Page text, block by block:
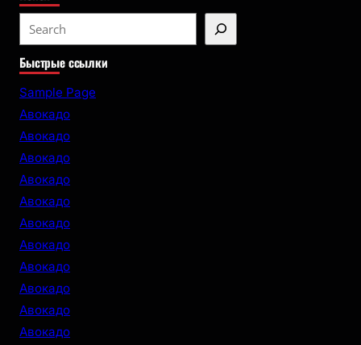
e
a
r
Быстрые ссылки
Sample Page
Авокадо
Авокадо
Авокадо
Авокадо
Авокадо
Авокадо
Авокадо
Авокадо
Авокадо
Авокадо
Авокадо